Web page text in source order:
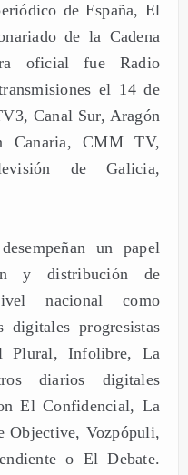
de España, El
de la Cadena
oficial fue Radio
el 14 de
Canal Sur, Aragón
Canaria, CMM TV,
de Galicia,
un papel
y distribución de
nacional como
digitales progresistas
Plural, Infolibre, La
diarios digitales
El Confidencial, La
Objective, Vozpópuli,
o El Debate.